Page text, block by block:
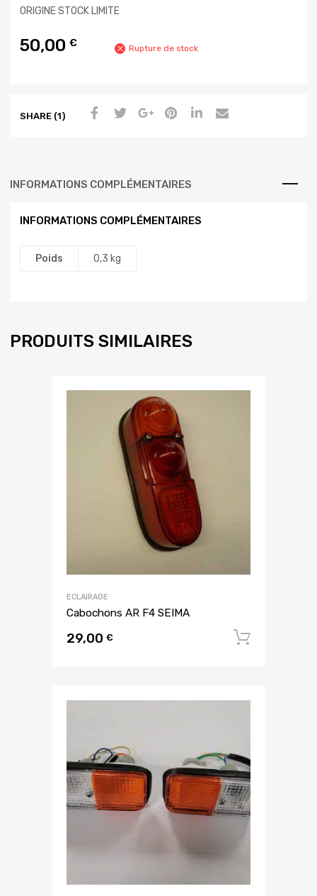
ORIGINE STOCK LIMITE
50,00 € Rupture de stock
SHARE (1)
INFORMATIONS COMPLÉMENTAIRES
INFORMATIONS COMPLÉMENTAIRES
Poids 0,3 kg
PRODUITS SIMILAIRES
ECLAIRAGE
Cabochons AR F4 SEIMA
29,00 €